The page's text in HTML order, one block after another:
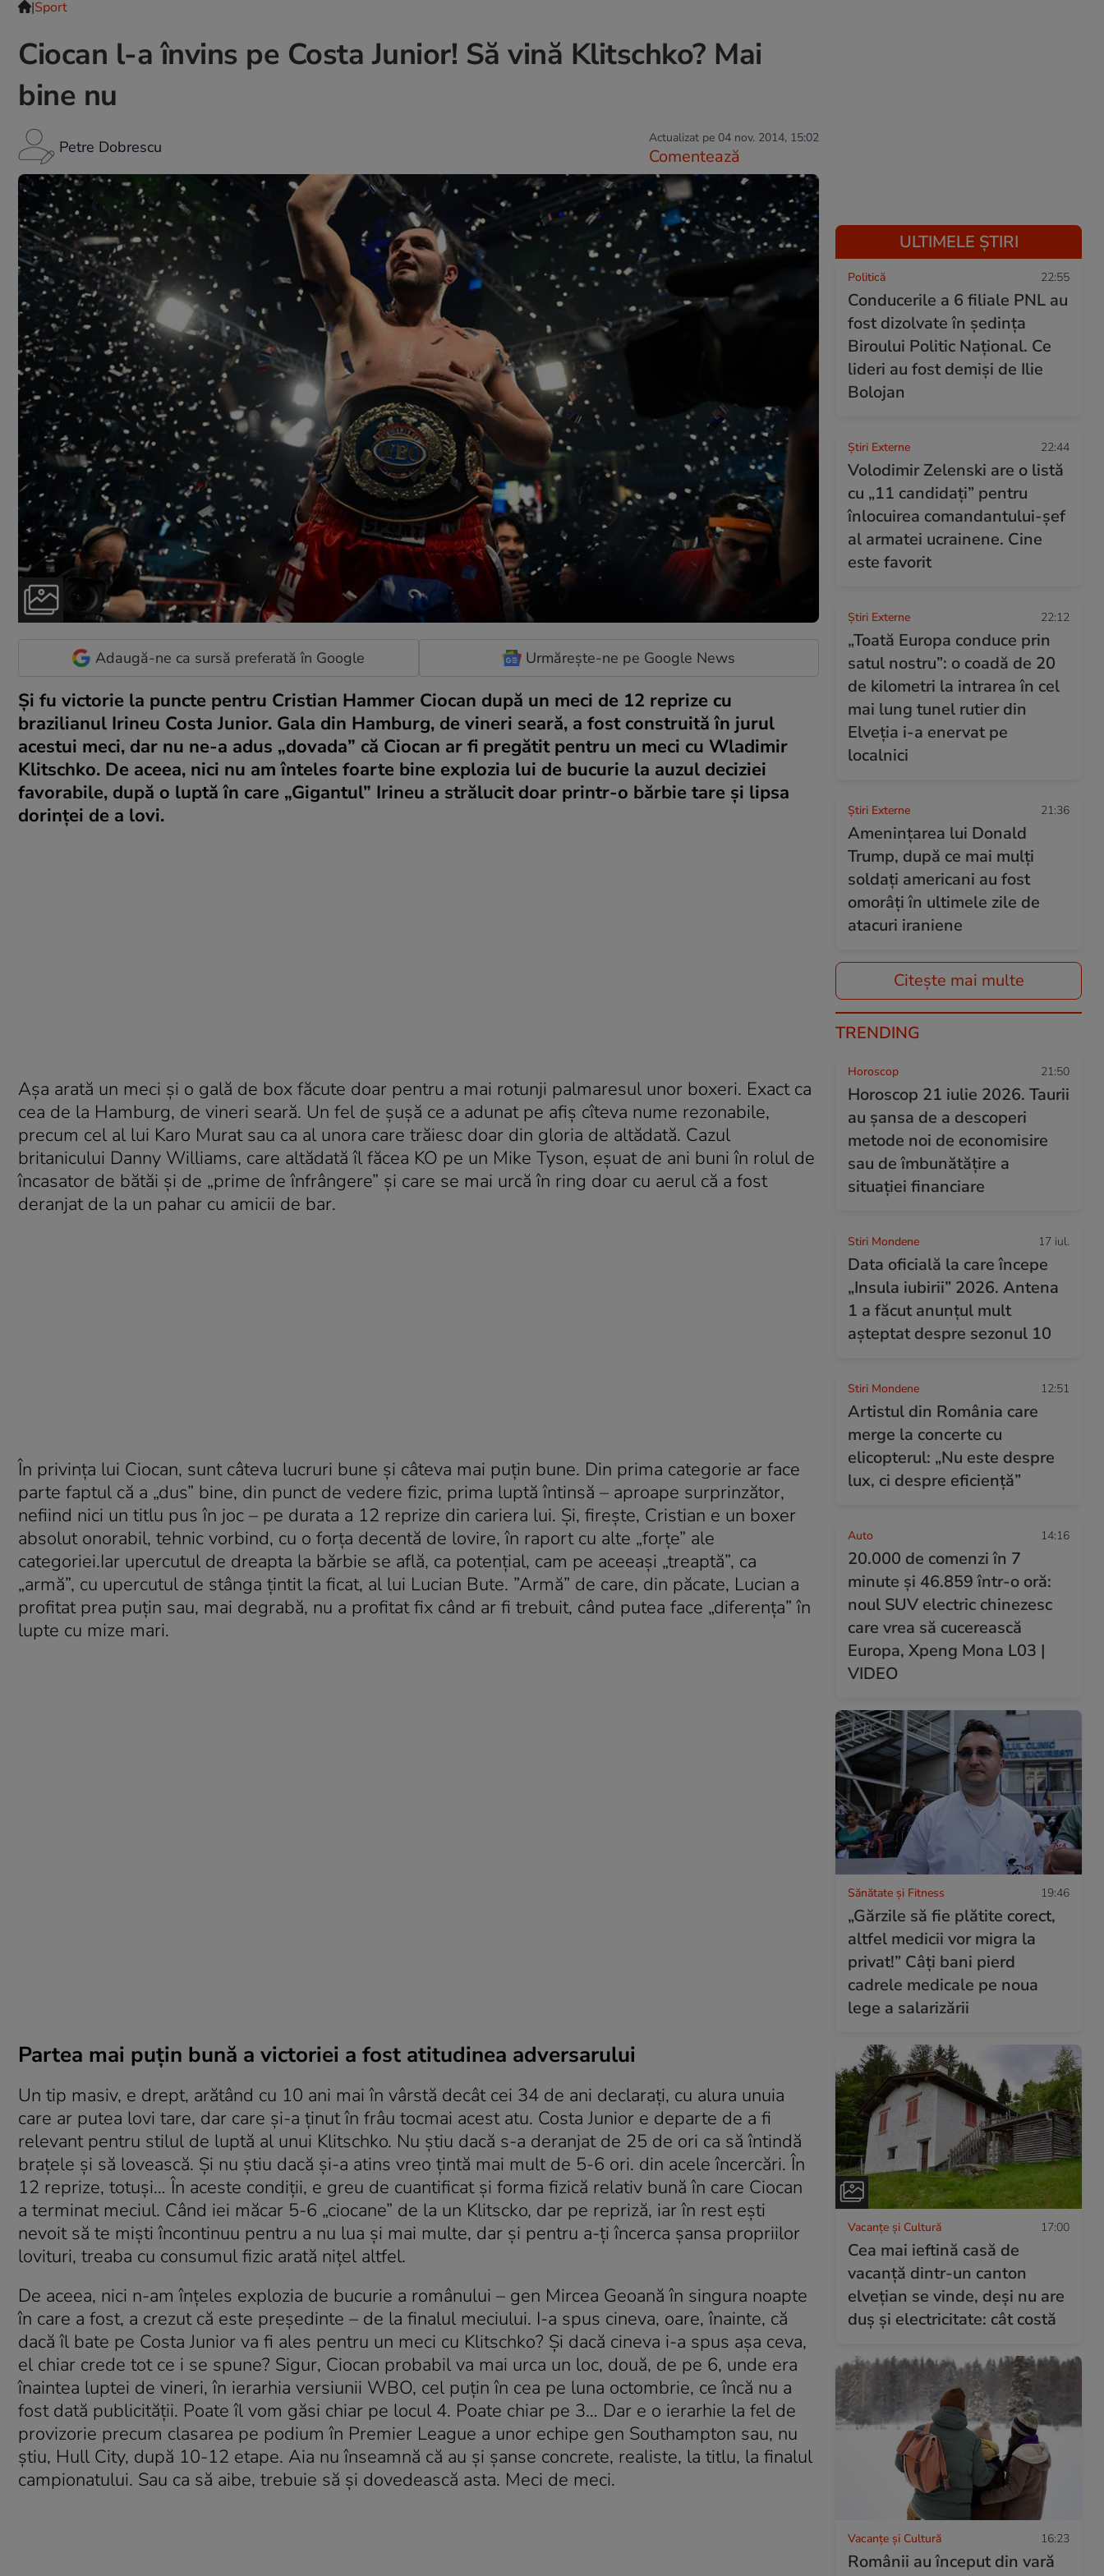
|Sport
Ciocan l-a învins pe Costa Junior! Să vină Klitschko? Mai
bine nu
Petre Dobrescu Actualizat pe 04 nov. 2014, 15:02
Comentează
Adaugă-ne ca sursă preferată în Google Urmărește-ne pe Google News
Şi fu victorie la puncte pentru Cristian Hammer Ciocan după un meci de 12 reprize cu
brazilianul Irineu Costa Junior. Gala din Hamburg, de vineri seară, a fost construită în jurul
acestui meci, dar nu ne-a adus „dovada” că Ciocan ar fi pregătit pentru un meci cu Wladimir
Klitschko. De aceea, nici nu am înteles foarte bine explozia lui de bucurie la auzul deciziei
favorabile, după o luptă în care „Gigantul” Irineu a strălucit doar printr-o bărbie tare şi lipsa
dorinţei de a lovi.
Aşa arată un meci şi o gală de box făcute doar pentru a mai rotunji palmaresul unor boxeri. Exact ca
cea de la Hamburg, de vineri seară. Un fel de şuşă ce a adunat pe afiş cîteva nume rezonabile,
precum cel al lui Karo Murat sau ca al unora care trăiesc doar din gloria de altădată. Cazul
britanicului Danny Williams, care altădată îl făcea KO pe un Mike Tyson, eşuat de ani buni în rolul de
încasator de bătăi şi de „prime de înfrângere” şi care se mai urcă în ring doar cu aerul că a fost
deranjat de la un pahar cu amicii de bar.
În privinţa lui Ciocan, sunt câteva lucruri bune şi câteva mai puţin bune. Din prima categorie ar face
parte faptul că a „dus” bine, din punct de vedere fizic, prima luptă întinsă – aproape surprinzător,
nefiind nici un titlu pus în joc – pe durata a 12 reprize din cariera lui. Şi, fireşte, Cristian e un boxer
absolut onorabil, tehnic vorbind, cu o forţa decentă de lovire, în raport cu alte „forţe” ale
categoriei.Iar upercutul de dreapta la bărbie se află, ca potenţial, cam pe aceeaşi „treaptă”, ca
„armă”, cu upercutul de stânga ţintit la ficat, al lui Lucian Bute. ”Armă” de care, din păcate, Lucian a
profitat prea puţin sau, mai degrabă, nu a profitat fix când ar fi trebuit, când putea face „diferenţa” în
lupte cu mize mari.
Partea mai puţin bună a victoriei a fost atitudinea adversarului
Un tip masiv, e drept, arătând cu 10 ani mai în vârstă decât cei 34 de ani declaraţi, cu alura unuia
care ar putea lovi tare, dar care şi-a ţinut în frâu tocmai acest atu. Costa Junior e departe de a fi
relevant pentru stilul de luptă al unui Klitschko. Nu ştiu dacă s-a deranjat de 25 de ori ca să întindă
braţele şi să lovească. Şi nu ştiu dacă şi-a atins vreo ţintă mai mult de 5-6 ori. din acele încercări. În
12 reprize, totuşi… În aceste condiţii, e greu de cuantificat şi forma fizică relativ bună în care Ciocan
a terminat meciul. Când iei măcar 5-6 „ciocane” de la un Klitscko, dar pe repriză, iar în rest eşti
nevoit să te mişti încontinuu pentru a nu lua şi mai multe, dar şi pentru a-ţi încerca şansa propriilor
lovituri, treaba cu consumul fizic arată niţel altfel.
De aceea, nici n-am înţeles explozia de bucurie a românului – gen Mircea Geoană în singura noapte
în care a fost, a crezut că este preşedinte – de la finalul meciului. I-a spus cineva, oare, înainte, că
dacă îl bate pe Costa Junior va fi ales pentru un meci cu Klitschko? Şi dacă cineva i-a spus aşa ceva,
el chiar crede tot ce i se spune? Sigur, Ciocan probabil va mai urca un loc, două, de pe 6, unde era
înaintea luptei de vineri, în ierarhia versiunii WBO, cel puţin în cea pe luna octombrie, ce încă nu a
fost dată publicităţii. Poate îl vom găsi chiar pe locul 4. Poate chiar pe 3… Dar e o ierarhie la fel de
provizorie precum clasarea pe podium în Premier League a unor echipe gen Southampton sau, nu
ştiu, Hull City, după 10-12 etape. Aia nu înseamnă că au şi şanse concrete, realiste, la titlu, la finalul
campionatului. Sau ca să aibe, trebuie să şi dovedească asta. Meci de meci.
ULTIMELE ȘTIRI
Politică 22:55
Conducerile a 6 filiale PNL au
fost dizolvate în ședința
Biroului Politic Național. Ce
lideri au fost demiși de Ilie
Bolojan
Știri Externe 22:44
Volodimir Zelenski are o listă
cu „11 candidați” pentru
înlocuirea comandantului-șef
al armatei ucrainene. Cine
este favorit
Știri Externe 22:12
„Toată Europa conduce prin
satul nostru”: o coadă de 20
de kilometri la intrarea în cel
mai lung tunel rutier din
Elveția i-a enervat pe
localnici
Știri Externe 21:36
Amenințarea lui Donald
Trump, după ce mai mulți
soldați americani au fost
omorâți în ultimele zile de
atacuri iraniene
Citește mai multe
TRENDING
Horoscop 21:50
Horoscop 21 iulie 2026. Taurii
au șansa de a descoperi
metode noi de economisire
sau de îmbunătățire a
situației financiare
Stiri Mondene 17 iul.
Data oficială la care începe
„Insula iubirii” 2026. Antena
1 a făcut anunțul mult
așteptat despre sezonul 10
Stiri Mondene 12:51
Artistul din România care
merge la concerte cu
elicopterul: „Nu este despre
lux, ci despre eficiență”
Auto 14:16
20.000 de comenzi în 7
minute și 46.859 într-o oră:
noul SUV electric chinezesc
care vrea să cucerească
Europa, Xpeng Mona L03 |
VIDEO
Sănătate și Fitness 19:46
„Gărzile să fie plătite corect,
altfel medicii vor migra la
privat!” Câți bani pierd
cadrele medicale pe noua
lege a salarizării
Vacanțe și Cultură 17:00
Cea mai ieftină casă de
vacanță dintr-un canton
elvețian se vinde, deși nu are
duș și electricitate: cât costă
Vacanțe și Cultură 16:23
Românii au început din vară